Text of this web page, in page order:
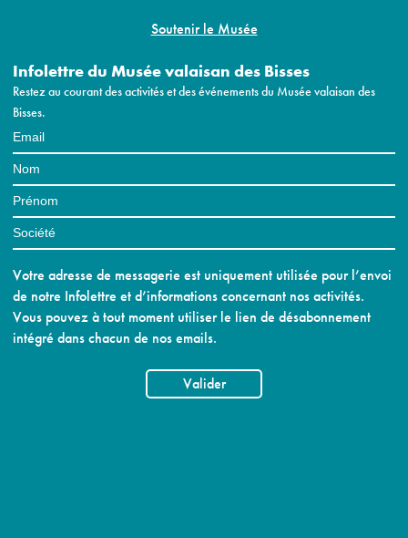
Soutenir le Musée
Infolettre du Musée valaisan des Bisses
Restez au courant des activités et des événements du Musée valaisan des
Bisses.
Votre adresse de messagerie est uniquement utilisée pour l’envoi
de notre Infolettre et d’informations concernant nos activités.
Vous pouvez à tout moment utiliser le lien de désabonnement
intégré dans chacun de nos emails.